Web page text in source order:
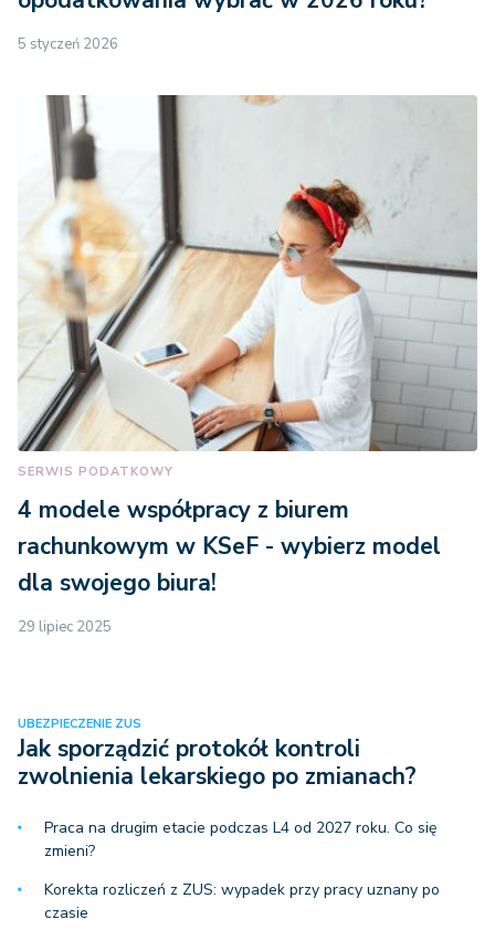
5 styczeń 2026
SERWIS PODATKOWY
4 modele współpracy z biurem
rachunkowym w KSeF - wybierz model
dla swojego biura!
29 lipiec 2025
UBEZPIECZENIE ZUS
Jak sporządzić protokół kontroli
zwolnienia lekarskiego po zmianach?
Praca na drugim etacie podczas L4 od 2027 roku. Co się
zmieni?
Korekta rozliczeń z ZUS: wypadek przy pracy uznany po
czasie